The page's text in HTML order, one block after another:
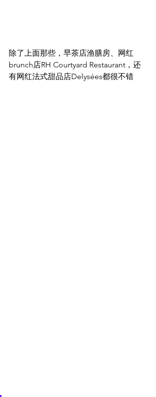
除了上面那些，早茶店渔膳房、网红
brunch店RH Courtyard Restaurant，还
有网红法式甜品店Delysées都很不错